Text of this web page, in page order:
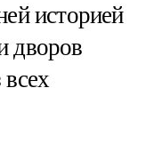
историей
дворов
всех